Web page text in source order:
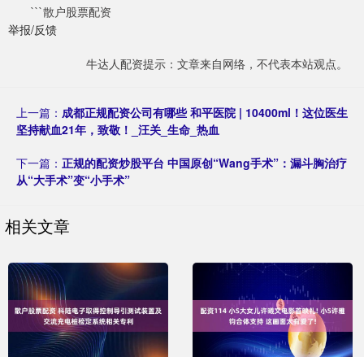
```散户股票配资
举报/反馈
牛达人配资提示：文章来自网络，不代表本站观点。
上一篇： 成都正规配资公司有哪些 和平医院 | 10400ml！这位医生
坚持献血21年，致敬！_汪关_生命_热血
下一篇： 正规的配资炒股平台 中国原创“Wang手术”：漏斗胸治疗
从“大手术”变“小手术”
相关文章